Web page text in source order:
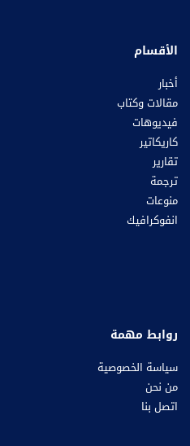
الأقسام
أخبار
مقالات وكتاب
فيديوهات
كاريكاتير
تقارير
ترجمة
منوعات
انفوكرافيك
روابط مهمة
سياسة الخصوصية
من نحن
اتصل بنا